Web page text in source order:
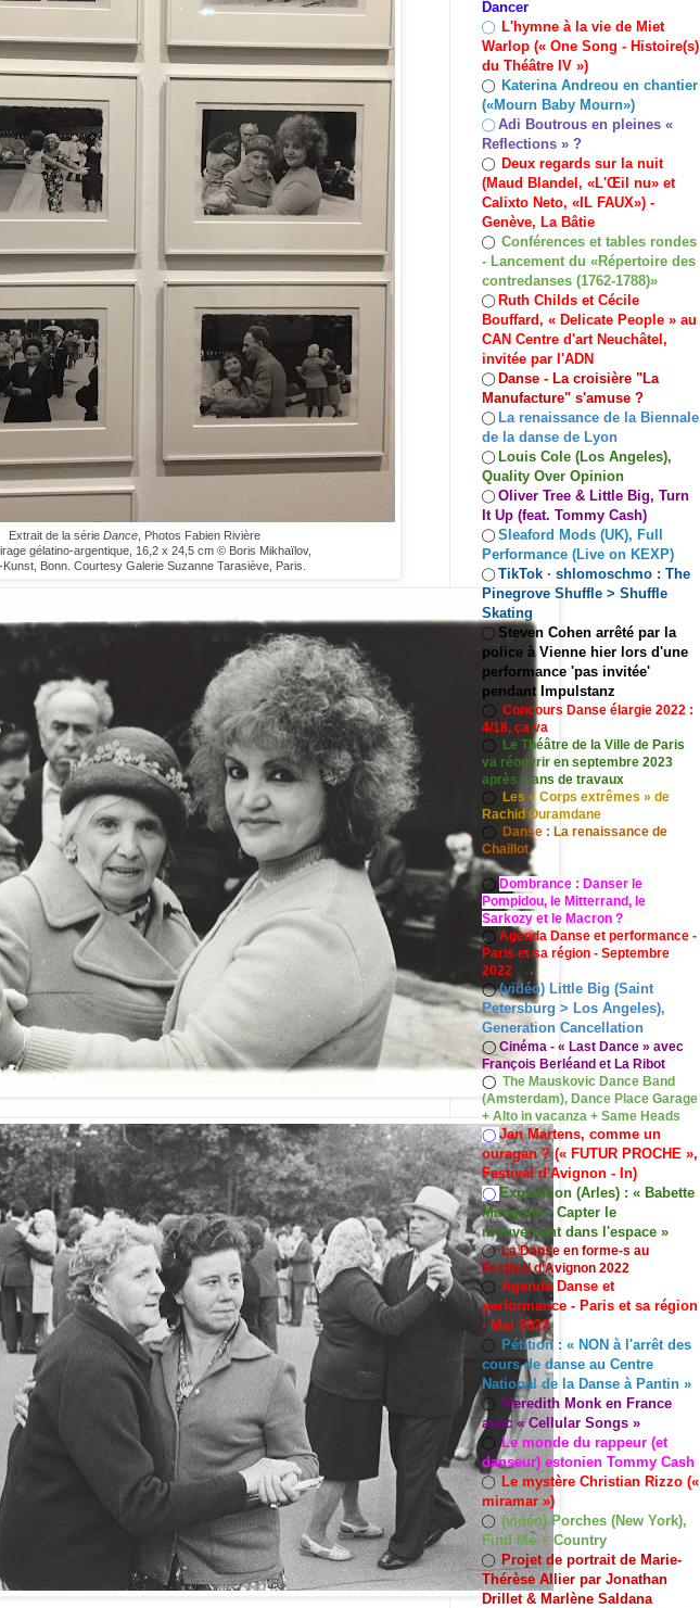
Extrait de la série Dance , Photos Fabien Rivière
gélatino-argentique, 16,2 x 24,5 cm © Boris Mikhaïlov,
Kunst, Bonn. Courtesy Galerie Suzanne Tarasiève, Paris.
Dancer
◯ L'hymne à la vie de Miet
Warlop (« One Song - Histoire(s)
du Théâtre IV »)
◯ Katerina Andreou en chantier
(«Mourn Baby Mourn»)
◯ Adi Boutrous en pleines «
Reflections » ?
◯ Deux regards sur la nuit
(Maud Blandel, «L'Œil nu» et
Calixto Neto, «IL FAUX») -
Genève, La Bâtie
◯ Conférences et tables rondes
- Lancement du «Répertoire des
contredanses (1762-1788)»
◯ Ruth Childs et Cécile
Bouffard, « Delicate People » au
CAN Centre d'art Neuchâtel,
invitée par l'ADN
◯ Danse - La croisière "La
Manufacture" s'amuse ?
◯ La renaissance de la Biennale
de la danse de Lyon
◯ Louis Cole (Los Angeles),
Quality Over Opinion
◯ Oliver Tree & Little Big, Turn
It Up (feat. Tommy Cash)
◯ Sleaford Mods (UK), Full
Performance (Live on KEXP)
◯ TikTok · shlomoschmo : The
Pinegrove Shuffle > Shuffle
Skating
◯ Steven Cohen arrêté par la
police à Vienne hier lors d'une
performance 'pas invitée'
pendant Impulstanz
◯ Concours Danse élargie 2022 :
4/18, ça va
◯ Le Théâtre de la Ville de Paris
va réouvrir en septembre 2023
après 7 ans de travaux
◯ Les « Corps extrêmes » de
Rachid Ouramdane
◯ Danse : La renaissance de
Chaillot
◯Dombrance : Danser le
Pompidou, le Mitterrand, le
Sarkozy et le Macron ?
◯ Agenda Danse et performance -
Paris et sa région - Septembre
2022
◯(vidéo) Little Big (Saint
Petersburg > Los Angeles),
Generation Cancellation
◯ Cinéma - « Last Dance » avec
François Berléand et La Ribot
◯ The Mauskovic Dance Band
(Amsterdam), Dance Place Garage
+ Alto in vacanza + Same Heads
◯ Jan Martens, comme un
ouragan ? (« FUTUR PROCHE »,
Festival d'Avignon - In)
◯ Exposition (Arles) : « Babette
Mangolte - Capter le
mouvement dans l'espace »
◯La Danse en forme-s au
Festival d'Avignon 2022
◯ Agenda Danse et
performance - Paris et sa région
- Mai 2022
◯ Pétition : « NON à l'arrêt des
cours de danse au Centre
National de la Danse à Pantin »
◯ Meredith Monk en France
avec « Cellular Songs »
◯ Le monde du rappeur (et
danseur) estonien Tommy Cash
◯Le mystère Christian Rizzo («
miramar »)
◯ (vidéo) Porches (New York),
Find Me + Country
◯Projet de portrait de Marie-
Thérèse Allier par Jonathan
Drillet & Marlène Saldana